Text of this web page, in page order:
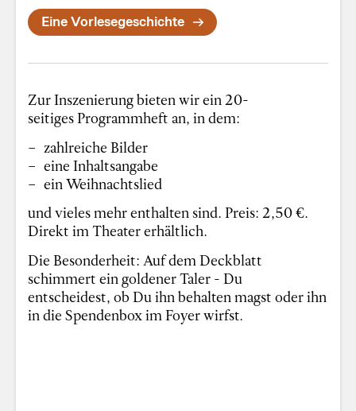
Eine Vorlesegeschichte
Zur Inszenierung bieten wir ein 20-
seitiges Programmheft an, in dem:
zahlreiche Bilder
eine Inhaltsangabe
ein Weihnachtslied
und vieles mehr enthalten sind. Preis: 2,50 €.
Direkt im Theater erhältlich.
Die Besonderheit: Auf dem Deckblatt
schimmert ein goldener Taler - Du
entscheidest, ob Du ihn behalten magst oder ihn
in die Spendenbox im Foyer wirfst.